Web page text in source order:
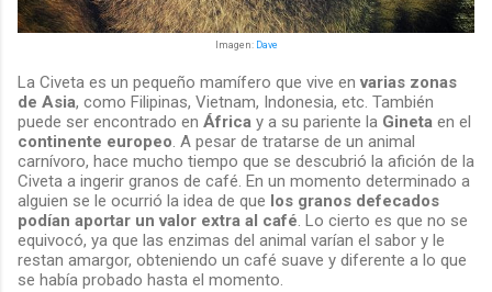
Imagen: Dave
La Civeta es un pequeño mamífero que vive envarias zonas
de Asia, como Filipinas, Vietnam, Indonesia, etc. También
puede ser encontrado en África y a su pariente la Gineta en el
continente europeo. A pesar de tratarse de un animal
carnívoro, hace mucho tiempo que se descubrió la afición de la
Civeta a ingerir granos de café. En un momento determinado a
alguien se le ocurrió la idea de que los granos defecados
podían aportar un valor extra al café. Lo cierto es que no se
equivocó, ya que las enzimas del animal varían el sabor y le
restan amargor, obteniendo un café suave y diferente a lo que
se había probado hasta el momento.